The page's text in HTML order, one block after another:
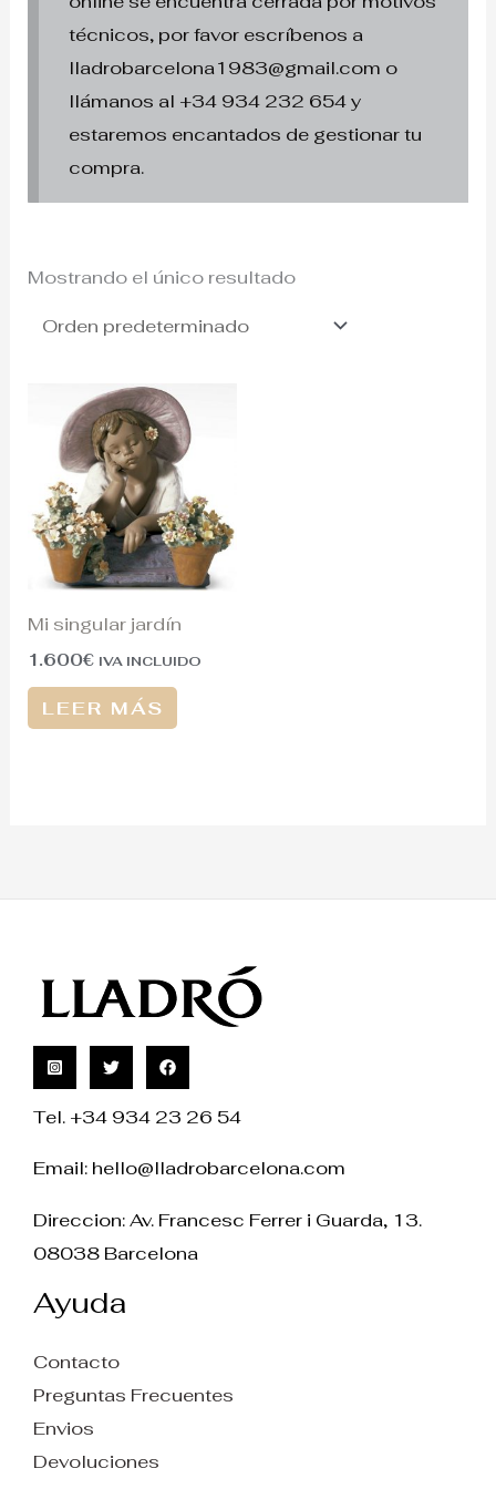
técnicos, por favor escríbenos a
lladrobarcelona1983@gmail.com o
llámanos al +34 934 232 654 y
estaremos encantados de gestionar tu
compra.
Mostrando el único resultado
Mi singular jardín
1.600€ IVA INCLUIDO
LEER MÁS
Tel. +34 934 23 26 54
Email: hello@lladrobarcelona.com
Direccion: Av. Francesc Ferrer i Guarda, 13.
08038 Barcelona
Ayuda
Contacto
Preguntas Frecuentes
Envios
Devoluciones